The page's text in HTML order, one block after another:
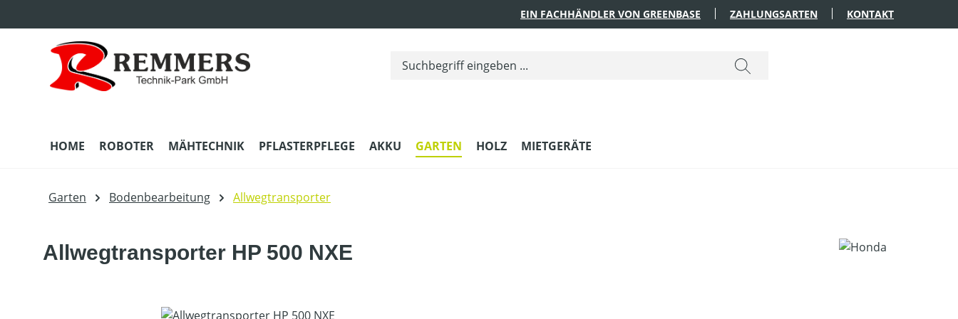
EIN FACHHÄNDLER VON GREENBASE ZAHLUNGSARTEN KONTAKT
HOME ROBOTER MÄHTECHNIK PFLASTERPFLEGE AKKU GARTEN HOLZ MIETGERÄTE
Garten Bodenbearbeitung Allwegtransporter
Allwegtransporter HP 500 NXE
Bildergalerie überspringen